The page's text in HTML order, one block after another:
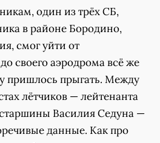
один из трёх СБ,
в районе Бородино,
смог уйти от
своего аэродрома всё же
пришлось прыгать. Между
лётчиков — лейтенанта
Василия Седуна —
данные. Как про